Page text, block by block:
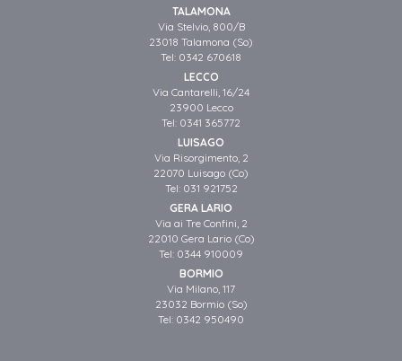
TALAMONA
Via Stelvio, 800/B
23018 Talamona (So)
Tel: 0342 670618
LECCO
Via Cantarelli, 16/24
23900 Lecco
Tel: 0341 365772
LUISAGO
Via Risorgimento, 2
22070 Luisago (Co)
Tel: 031 921752
GERA LARIO
Via ai Tre Confini, 2
22010 Gera Lario (Co)
Tel: 0344 910009
BORMIO
Via Milano, 117
23032 Bormio (So)
Tel: 0342 950490